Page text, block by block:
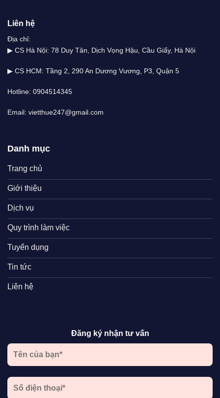
Liên hệ
Địa chỉ:
▶ CS Hà Nội: 78 Duy Tân, Dịch Vọng Hậu, Cầu Giấy, Hà Nội
▶ CS HCM: Tầng 2, 290 An Dương Vương, P3, Quận 5
Hotline: 0904514345
Email: vietthue247@gmail.com
Danh mục
Trang chủ
Giới thiệu
Dịch vụ
Quy trình làm việc
Tuyển dụng
Tin tức
Liên hệ
Đăng ký nhận tư vấn